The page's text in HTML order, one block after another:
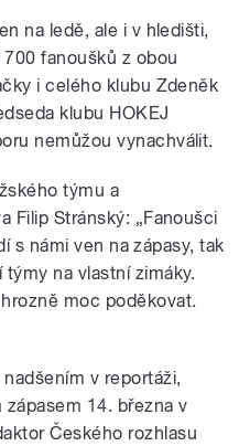
na ledě, ale i v hledišti,
fanoušků z obou
i celého klubu Zdeněk
klubu HOKEJ
nemůžou vynachválit.
týmu a
Filip Stránský: „Fanoušci
s námi ven na zápasy, tak
na vlastní zimáky.
moc poděkovat.
v reportáži,
14. března v
Českého rozhlasu